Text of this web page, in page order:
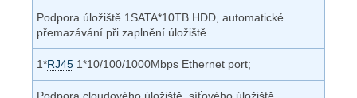
Podpora úložiště 1SATA*10TB HDD, automatické
přemazávání při zaplnění úložiště
1*RJ45 1*10/100/1000Mbps Ethernet port;